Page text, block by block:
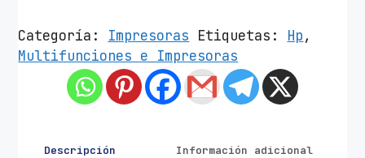
r
e
Categoría: Impresoras Etiquetas: Hp,
Multifunciones e Impresoras
Descripción Información adicional